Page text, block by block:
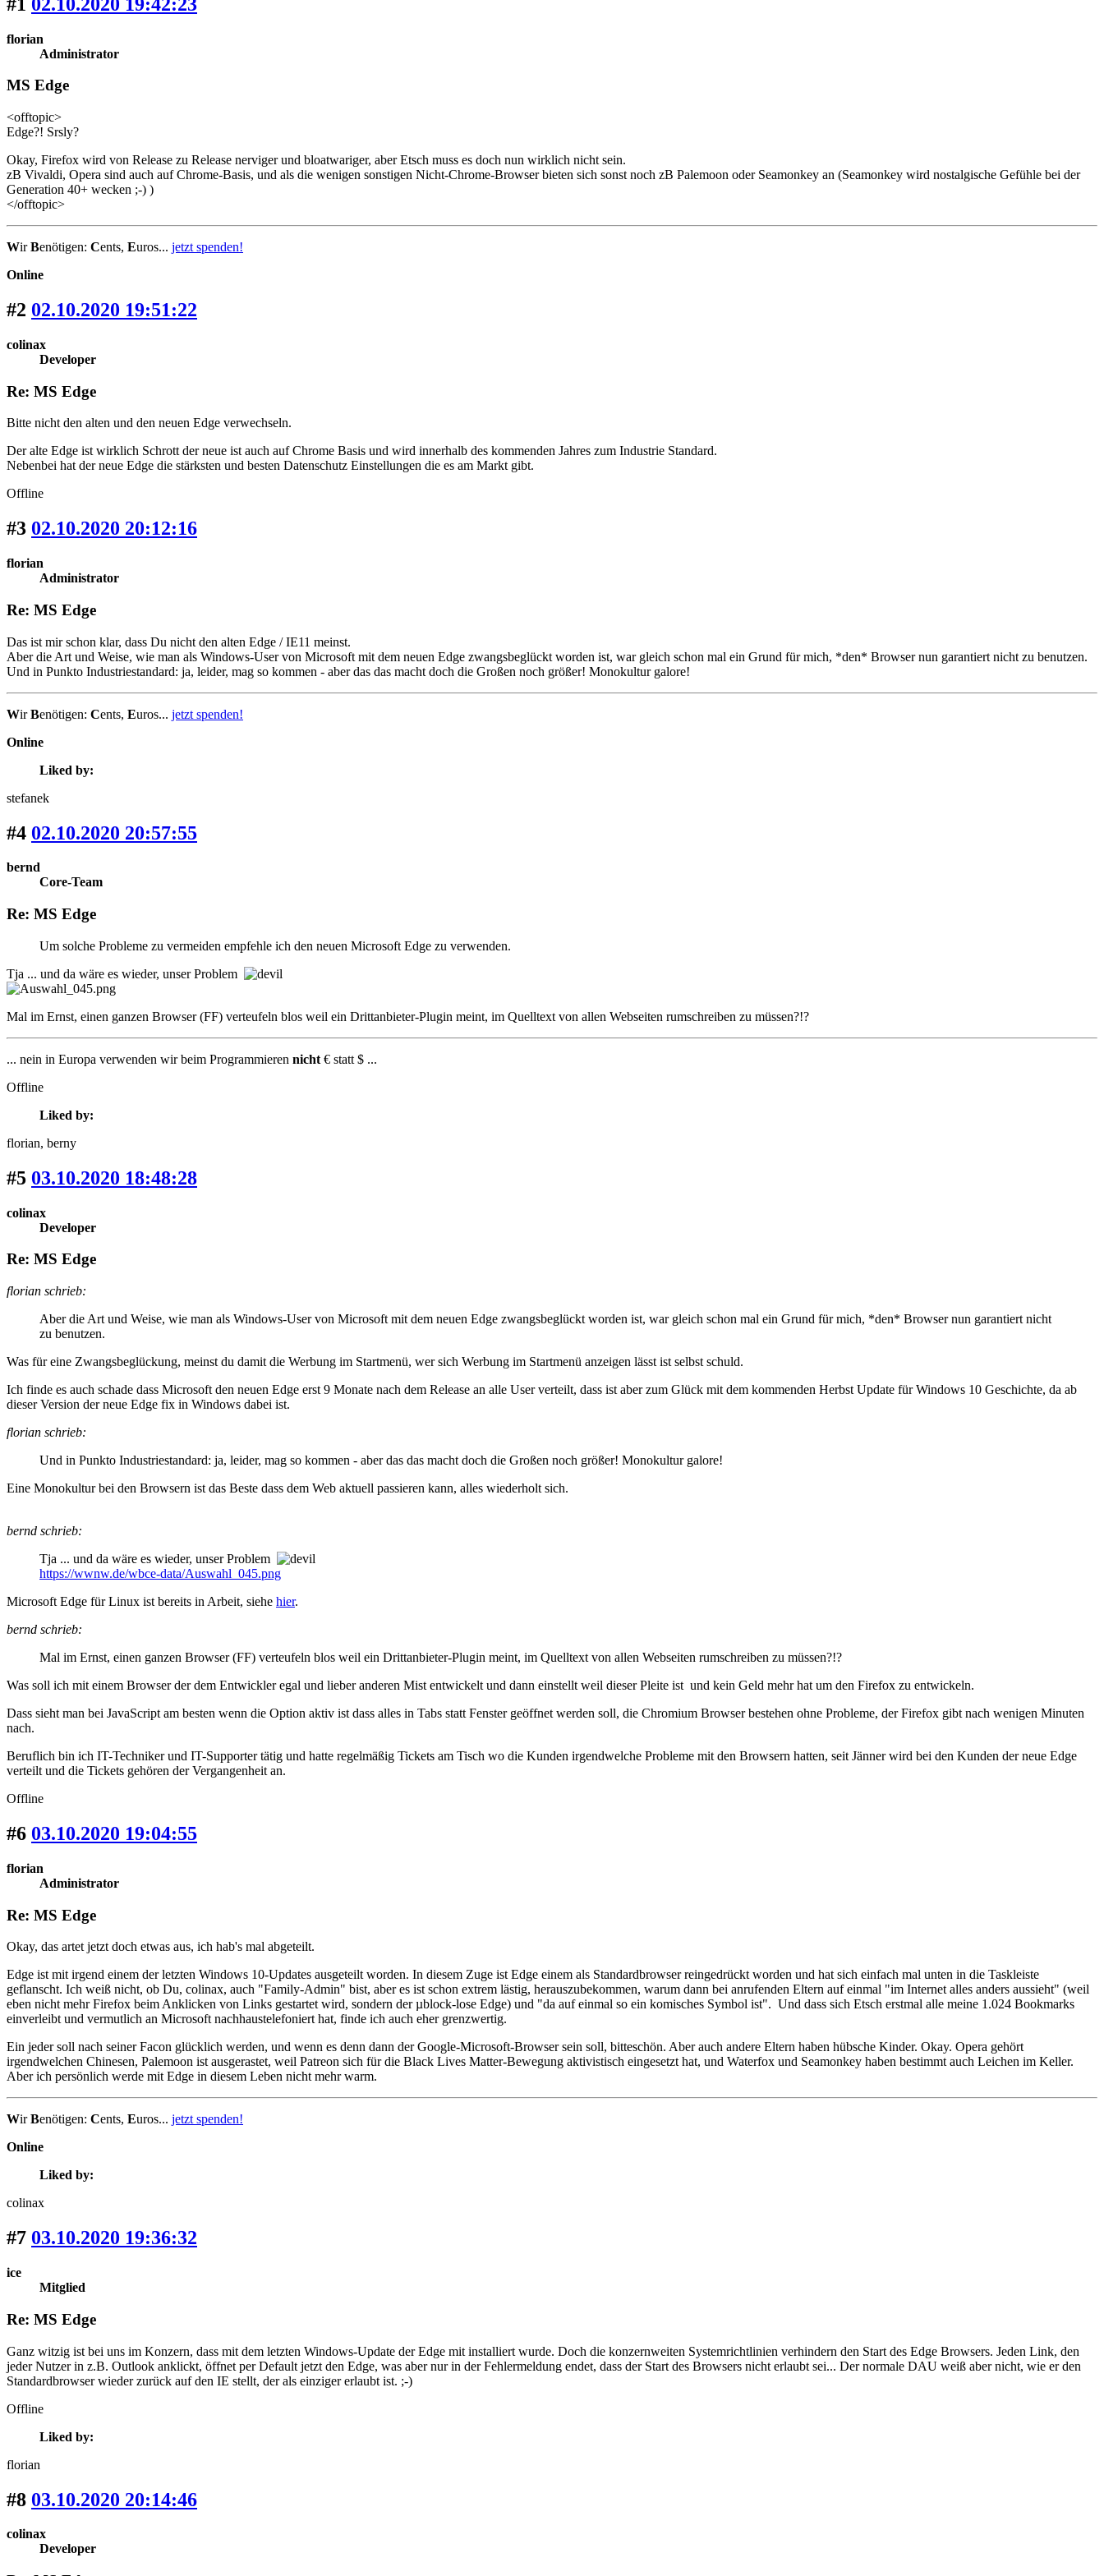
florian
Administrator
MS Edge
<offtopic>
Edge?! Srsly?
Okay, Firefox wird von Release zu Release nerviger und bloatwariger, aber Etsch muss es doch nun wirklich nicht sein.
zB Vivaldi, Opera sind auch auf Chrome-Basis, und als die wenigen sonstigen Nicht-Chrome-Browser bieten sich sonst noch zB Palemoon oder Seamonkey an (Seamonkey wird nostalgische Gefühle bei der
Generation 40+ wecken ;-) )
</offtopic>
WirBenötigen: Cents, Euros... jetzt spenden!
Online
#2 02.10.2020 19:51:22
colinax
Developer
Re: MS Edge
Bitte nicht den alten und den neuen Edge verwechseln.
Der alte Edge ist wirklich Schrott der neue ist auch auf Chrome Basis und wird innerhalb des kommenden Jahres zum Industrie Standard.
Nebenbei hat der neue Edge die stärksten und besten Datenschutz Einstellungen die es am Markt gibt.
Offline
#3 02.10.2020 20:12:16
florian
Administrator
Re: MS Edge
Das ist mir schon klar, dass Du nicht den alten Edge / IE11 meinst.
Aber die Art und Weise, wie man als Windows-User von Microsoft mit dem neuen Edge zwangsbeglückt worden ist, war gleich schon mal ein Grund für mich, *den* Browser nun garantiert nicht zu benutzen.
Und in Punkto Industriestandard: ja, leider, mag so kommen - aber das das macht doch die Großen noch größer! Monokultur galore!
WirBenötigen: Cents, Euros... jetzt spenden!
Online
Liked by:
stefanek
#4 02.10.2020 20:57:55
bernd
Core-Team
Re: MS Edge
Um solche Probleme zu vermeiden empfehle ich den neuen Microsoft Edge zu verwenden.
Tja ... und da wäre es wieder, unser Problem
Mal im Ernst, einen ganzen Browser (FF) verteufeln blos weil ein Drittanbieter-Plugin meint, im Quelltext von allen Webseiten rumschreiben zu müssen?!?
... nein in Europa verwenden wir beim Programmieren nicht € statt $ ...
Offline
Liked by:
florian, berny
#5 03.10.2020 18:48:28
colinax
Developer
Re: MS Edge
florian schrieb:
Aber die Art und Weise, wie man als Windows-User von Microsoft mit dem neuen Edge zwangsbeglückt worden ist, war gleich schon mal ein Grund für mich, *den* Browser nun garantiert nicht
zu benutzen.
Was für eine Zwangsbeglückung, meinst du damit die Werbung im Startmenü, wer sich Werbung im Startmenü anzeigen lässt ist selbst schuld.
Ich finde es auch schade dass Microsoft den neuen Edge erst 9 Monate nach dem Release an alle User verteilt, dass ist aber zum Glück mit dem kommenden Herbst Update für Windows 10 Geschichte, da ab
dieser Version der neue Edge fix in Windows dabei ist.
florian schrieb:
Und in Punkto Industriestandard: ja, leider, mag so kommen - aber das das macht doch die Großen noch größer! Monokultur galore!
Eine Monokultur bei den Browsern ist das Beste dass dem Web aktuell passieren kann, alles wiederholt sich.
bernd schrieb:
Tja ... und da wäre es wieder, unser Problem
https://wwnw.de/wbce-data/Auswahl_045.png
Microsoft Edge für Linux ist bereits in Arbeit, siehe hier.
bernd schrieb:
Mal im Ernst, einen ganzen Browser (FF) verteufeln blos weil ein Drittanbieter-Plugin meint, im Quelltext von allen Webseiten rumschreiben zu müssen?!?
Was soll ich mit einem Browser der dem Entwickler egal und lieber anderen Mist entwickelt und dann einstellt weil dieser Pleite ist und kein Geld mehr hat um den Firefox zu entwickeln.
Dass sieht man bei JavaScript am besten wenn die Option aktiv ist dass alles in Tabs statt Fenster geöffnet werden soll, die Chromium Browser bestehen ohne Probleme, der Firefox gibt nach wenigen Minuten
nach.
Beruflich bin ich IT-Techniker und IT-Supporter tätig und hatte regelmäßig Tickets am Tisch wo die Kunden irgendwelche Probleme mit den Browsern hatten, seit Jänner wird bei den Kunden der neue Edge
verteilt und die Tickets gehören der Vergangenheit an.
Offline
#6 03.10.2020 19:04:55
florian
Administrator
Re: MS Edge
Okay, das artet jetzt doch etwas aus, ich hab's mal abgeteilt.
Edge ist mit irgend einem der letzten Windows 10-Updates ausgeteilt worden. In diesem Zuge ist Edge einem als Standardbrowser reingedrückt worden und hat sich einfach mal unten in die Taskleiste
geflanscht. Ich weiß nicht, ob Du, colinax, auch "Family-Admin" bist, aber es ist schon extrem lästig, herauszubekommen, warum dann bei anrufenden Eltern auf einmal "im Internet alles anders aussieht" (weil
eben nicht mehr Firefox beim Anklicken von Links gestartet wird, sondern der µblock-lose Edge) und "da auf einmal so ein komisches Symbol ist". Und dass sich Etsch erstmal alle meine 1.024 Bookmarks
einverleibt und vermutlich an Microsoft nachhaustelefoniert hat, finde ich auch eher grenzwertig.
Ein jeder soll nach seiner Facon glücklich werden, und wenn es denn dann der Google-Microsoft-Browser sein soll, bitteschön. Aber auch andere Eltern haben hübsche Kinder. Okay. Opera gehört
irgendwelchen Chinesen, Palemoon ist ausgerastet, weil Patreon sich für die Black Lives Matter-Bewegung aktivistisch eingesetzt hat, und Waterfox und Seamonkey haben bestimmt auch Leichen im Keller.
Aber ich persönlich werde mit Edge in diesem Leben nicht mehr warm.
WirBenötigen: Cents, Euros... jetzt spenden!
Online
Liked by:
colinax
#7 03.10.2020 19:36:32
ice
Mitglied
Re: MS Edge
Ganz witzig ist bei uns im Konzern, dass mit dem letzten Windows-Update der Edge mit installiert wurde. Doch die konzernweiten Systemrichtlinien verhindern den Start des Edge Browsers. Jeden Link, den
jeder Nutzer in z.B. Outlook anklickt, öffnet per Default jetzt den Edge, was aber nur in der Fehlermeldung endet, dass der Start des Browsers nicht erlaubt sei... Der normale DAU weiß aber nicht, wie er den
Standardbrowser wieder zurück auf den IE stellt, der als einziger erlaubt ist. ;-)
Offline
Liked by:
florian
#8 03.10.2020 20:14:46
colinax
Developer